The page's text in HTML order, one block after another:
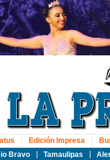
Bravo Tamaulipas
Edición Impresa